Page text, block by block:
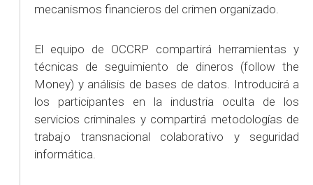
mecanismos financieros del crimen organizado.
El equipo de OCCRP compartirá herramientas y
técnicas de seguimiento de dineros (follow the
Money) y análisis de bases de datos. Introducirá a
los participantes en la industria oculta de los
servicios criminales y compartirá metodologías de
trabajo transnacional colaborativo y seguridad
informática.